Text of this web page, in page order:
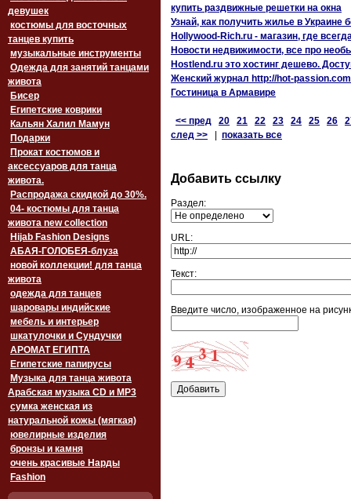
девушек
костюмы для восточных
танцев купить
музыкальные инструменты
Одежда для занятий танцами
живота
Бисер
Египетские коврики
Кальян Халил Мамун
Подарки
Прокат костюмов и
аксессуаров для танца
живота.
Распродажа скидкой до 30%.
04- костюмы для танца
живота new collection
Hijab Fashion Designs
АБАЯ-ГОЛОБЕЯ-блуза
новой коллекции! для танца
живота
одежда для танцев
шаровары индийские
мебель и интерьер
шкатулочки и Сундучки
АРОМАТ ЕГИПТА
Египетские папирусы
Музыка для танца живота
Арабская музыка CD и MP3
сумка женская из
натуральной кожы (мягкая)
ювелирные изделия
бронзы и камня
очень красивые Нарды
Fashion
купить раздвижные решетки на окна
Узнай, как получить жилье в Украине
Hollywood-Rich.ru - магазин, где
Новости недвижимости, все про
Hostlend.ru это хостинг дешево.
Женский журнал http://hot-
Гостиница в Армавире
<< пред 20 21 22 23 24 25 26
след >>
показать все
Добавить ссылку
Раздел:
URL:
Текст:
Введите число, изображенное на